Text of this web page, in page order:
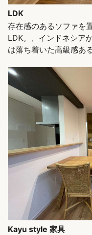
LDK
存在感のあるソファを
LDK。、インドネシア
は落ち着いた高級感あ
Kayu style 家具